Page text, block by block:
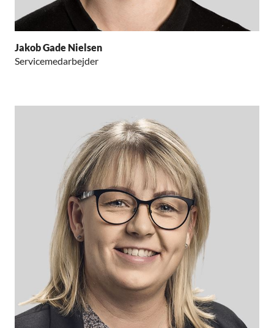
Jakob Gade Nielsen
Servicemedarbejder